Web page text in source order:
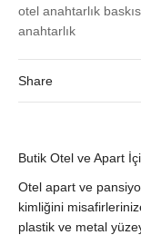
otel anahtarlık
anahtarlık
Share
Butik Otel ve Apart
Otel apart ve
kimliğini
plastik ve metal